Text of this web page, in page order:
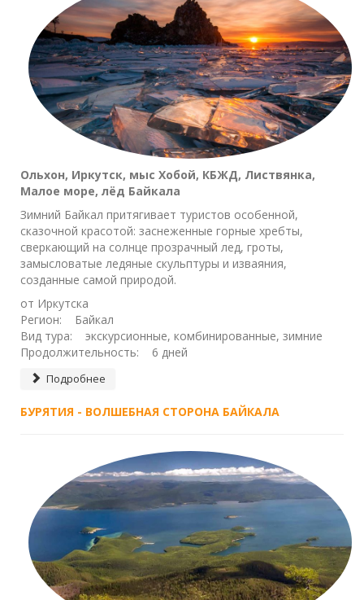
Ольхон, Иркутск, мыс Хобой, КБЖД, Листвянка,
Малое море, лёд Байкала
Зимний Байкал притягивает туристов особенной,
сказочной красотой: заснеженные горные хребты,
сверкающий на солнце прозрачный лед, гроты,
замысловатые ледяные скульптуры и изваяния,
созданные самой природой.
от Иркутска
Регион: Байкал
Вид тура: экскурсионные, комбинированные, зимние
Продолжительность: 6 дней
Подробнее
БУРЯТИЯ - ВОЛШЕБНАЯ СТОРОНА БАЙКАЛА